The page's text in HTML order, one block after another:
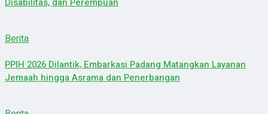
Berita
PPIH 2026 Dilantik, Embarkasi Padang Matangkan Layanan
Jemaah hingga Asrama dan Penerbangan